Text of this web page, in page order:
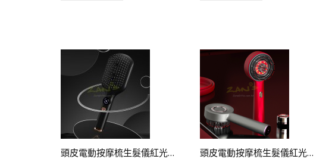
頭皮電動按摩梳生髮儀紅光養髮梳 頭皮電動按摩梳生髮儀紅光養髮梳